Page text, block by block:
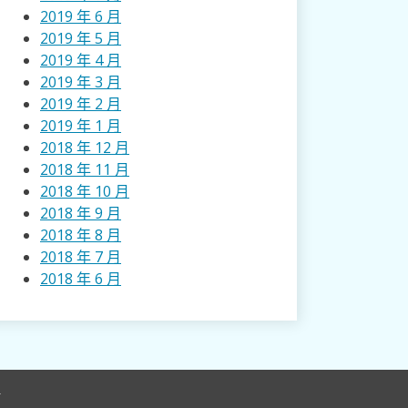
2019 年 6 月
2019 年 5 月
2019 年 4 月
2019 年 3 月
2019 年 2 月
2019 年 1 月
2018 年 12 月
2018 年 11 月
2018 年 10 月
2018 年 9 月
2018 年 8 月
2018 年 7 月
2018 年 6 月